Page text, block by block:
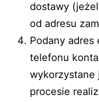
dostawy
od adresu
Podany adres
telefonu
wykorzystane
procesie